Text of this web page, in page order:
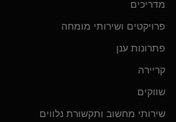
מדריכים
פרויקטים ושירותי מומחה
פתרונות ענן
קריירה
שווקים
שירותי מחשוב ותקשורת נלווים